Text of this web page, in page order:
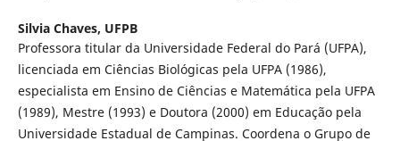
Silvia Chaves, UFPB
Professora titular da Universidade Federal do Pará (UFPA),
licenciada em Ciências Biológicas pela UFPA (1986),
especialista em Ensino de Ciências e Matemática pela UFPA
(1989), Mestre (1993) e Doutora (2000) em Educação pela
Universidade Estadual de Campinas. Coordena o Grupo de